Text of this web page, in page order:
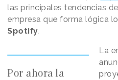
las principales tendencias
empresa que forma lógica
Spotify.
Por ahora la
La